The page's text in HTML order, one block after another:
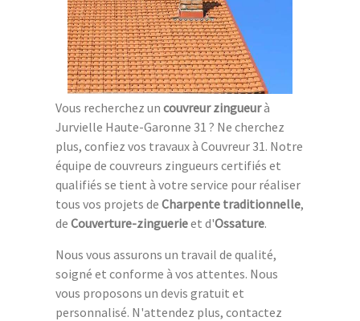
Vous recherchez un couvreur zingueurà
Jurvielle Haute-Garonne 31 ? Ne cherchez
plus, confiez vos travaux à Couvreur 31. Notre
équipe de couvreurs zingueurs certifiés et
qualifiés se tient à votre service pour réaliser
tous vos projets de Charpente traditionnelle,
de Couverture-zinguerieet d'Ossature.
Nous vous assurons un travail de qualité,
soigné et conforme à vos attentes. Nous
vous proposons un devis gratuit et
personnalisé. N'attendez plus, contactez